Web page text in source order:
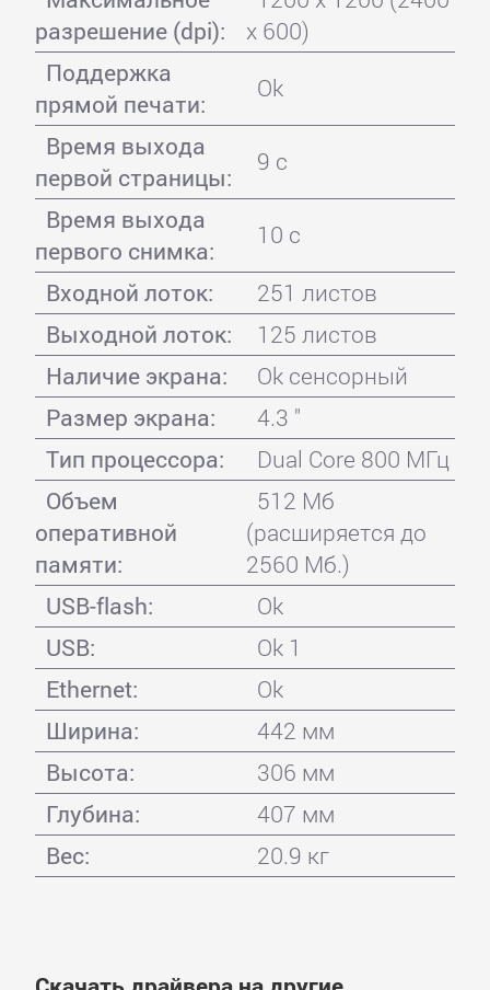
разрешение (dpi):
x 600)
Поддержка
прямой печати:
Ok
Время выхода
первой страницы:
9 с
Время выхода
первого снимка:
10 с
Входной лоток:
251 листов
Выходной лоток:
125 листов
Наличие экрана:
Ok сенсорный
Размер экрана:
4.3 "
Тип процессора:
Dual Core 800 МГц
Объем
оперативной
памяти:
512 Мб
(расширяется до
2560 Мб.)
USB-flash:
Ok
USB:
Ok 1
Ethernet:
Ok
Ширина:
442 мм
Высота:
306 мм
Глубина:
407 мм
Вес:
20.9 кг